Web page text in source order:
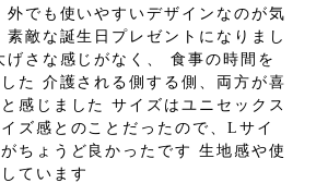
外でも使いやすいデザインなのが気
素敵な誕生日プレゼントになりまし
げさな感じがなく、 食事の時間を
た 介護される側する側、両方が喜
感じました サイズはユニセックス
ズ感とのことだったので、Lサイ
ちょうど良かったです 生地感や使
ています